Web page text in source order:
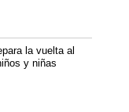
la vuelta al
y niñas